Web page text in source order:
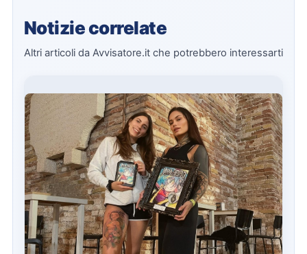
Notizie correlate
Altri articoli da Avvisatore.it che potrebbero interessarti